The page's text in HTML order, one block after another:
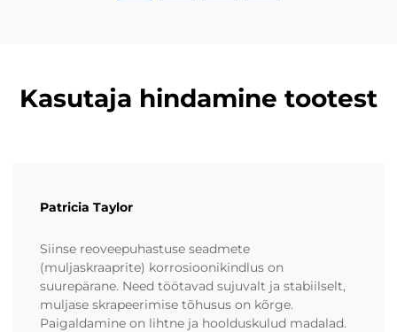
Kasutaja hindamine tootest
Patricia Taylor
Siinse reoveepuhastuse seadmete
(muljaskraaprite) korrosioonikindlus on
suurepärane. Need töötavad sujuvalt ja stabiilselt,
muljase skrapeerimise tõhusus on kõrge.
Paigaldamine on lihtne ja hoolduskulud madalad.